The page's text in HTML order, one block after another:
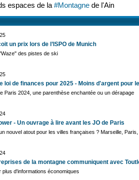
espaces de la #Montagne de l'Ain
un prix lors de l’ISPO de Munich
des pistes de ski
loi de finances pour 2025 - Moins d'argent pour
Paris 2024, une parenthèse enchantée ou un dérapage
- Un ouvrage à lire avant les JO de Paris
nouvel atout pour les villes françaises ? Marseille, Paris,
de la montagne communiquent avec
plus d'informations économiques